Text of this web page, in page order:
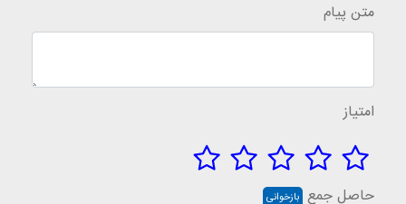
متن پیام
امتیاز
حاصل جمع بازخوانی